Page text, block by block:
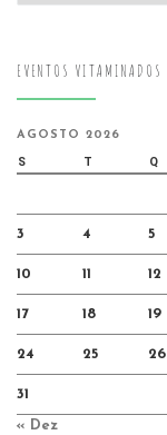
EVENTOS VITAMINADOS
AGOSTO 2026
S T Q
3 4 5
10 11 12
17 18 19
24 25 26
31
« Dez